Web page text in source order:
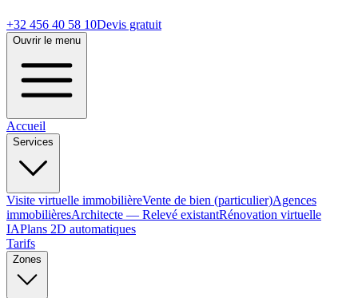
+32 456 40 58 10Devis gratuit
Ouvrir le menu
Accueil
Services
Visite virtuelle immobilièreVente de bien (particulier)Agences
immobilièresArchitecte — Relevé existantRénovation virtuelle
IAPlans 2D automatiques
Tarifs
Zones